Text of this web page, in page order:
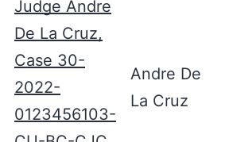
Judge Andre
De La Cruz,
Case 30-
2022-
0123456103-
Andre De
La Cruz